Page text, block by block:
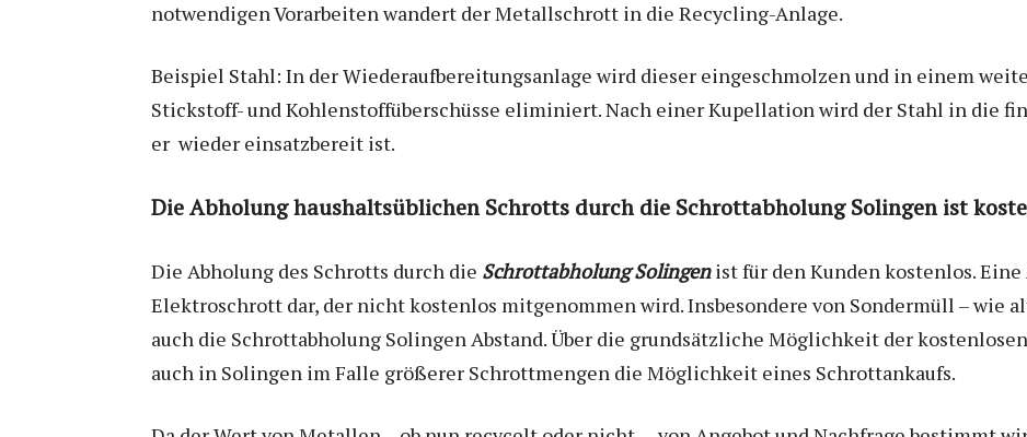
notwendigen Vorarbeiten wandert der Metallschrott in die Recycling-Anlage.
Beispiel Stahl: In der Wiederaufbereitungsanlage wird dieser eingeschmolzen und in einem
Stickstoff- und Kohlenstoffüberschüsse eliminiert. Nach einer Kupellation wird der Stahl in die
er wieder einsatzbereit ist.
Die Abholung haushaltsüblichen Schrotts durch die Schrottabholung Solingen ist
Die Abholung des Schrotts durch die Schrottabholung Solingenist für den Kunden kostenlos.
Elektroschrott dar, der nicht kostenlos mitgenommen wird. Insbesondere von Sondermüll – wie
auch die Schrottabholung Solingen Abstand. Über die grundsätzliche Möglichkeit der
auch in Solingen im Falle größerer Schrottmengen die Möglichkeit eines Schrottankaufs.